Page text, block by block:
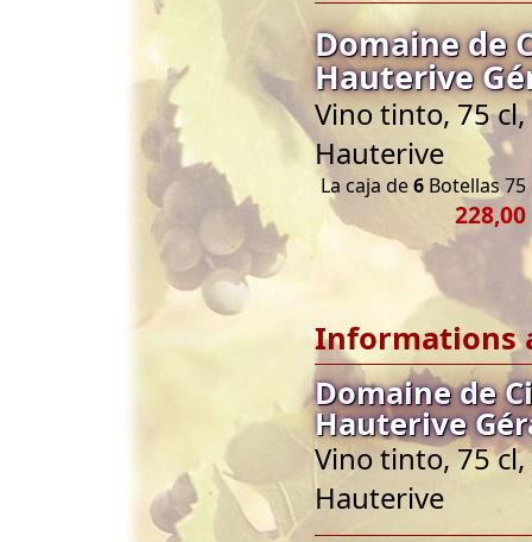
Domaine de
Hauterive
Vino tinto, 75
Hauterive
La caja de6 Botellas 75
228,00
Informations
Domaine de
Hauterive
Vino tinto, 75
Hauterive